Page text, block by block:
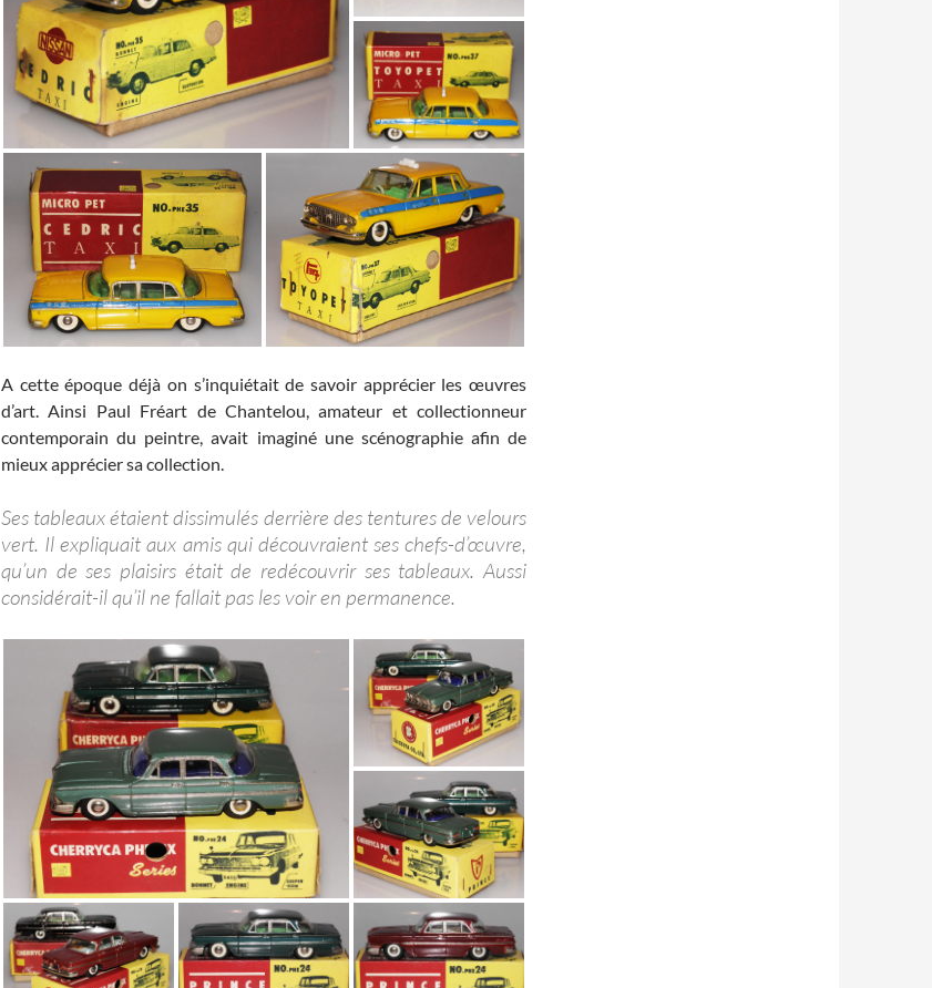
A cette époque déjà on s’inquiétait de savoir apprécier les œuvres
d’art. Ainsi Paul Fréart de Chantelou, amateur et collectionneur
contemporain du peintre, avait imaginé une scénographie afin de
mieux apprécier sa collection.
Ses tableaux étaient dissimulés derrière des tentures de velours
vert. Il expliquait aux amis qui découvraient ses chefs-d’œuvre,
qu’un de ses plaisirs était de redécouvrir ses tableaux. Aussi
considérait-il qu’il ne fallait pas les voir en permanence.